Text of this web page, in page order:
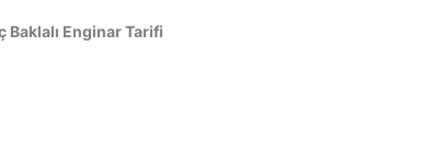
Baklalı Enginar Tarifi